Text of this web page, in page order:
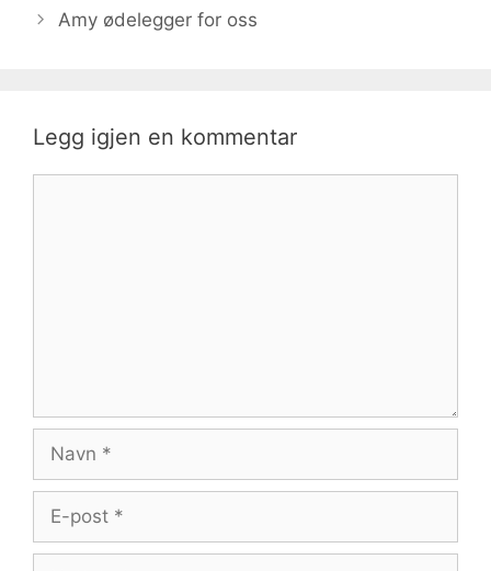
Amy ødelegger for oss
Legg igjen en kommentar
Navn
Nettsted